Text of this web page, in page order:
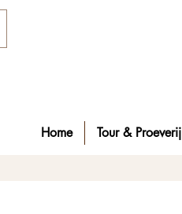
Home Tour & Proeverij